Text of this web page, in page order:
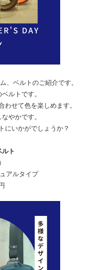
ベルトのご紹介です。
ルトです。
せて色を楽しめます。
やかです。
にいかがでしょうか？
ルト
アルタイプ